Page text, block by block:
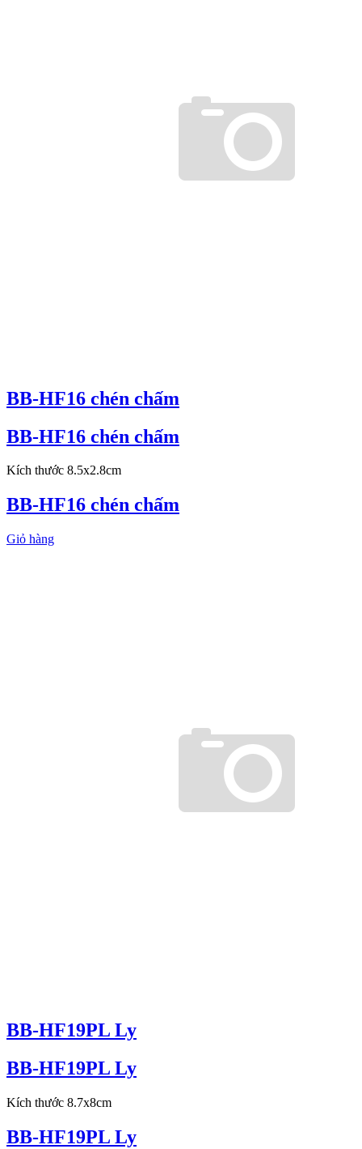
BB-HF16 chén chấm
BB-HF16 chén chấm
Kích thước 8.5x2.8cm
BB-HF16 chén chấm
Giỏ hàng
BB-HF19PL Ly
BB-HF19PL Ly
Kích thước 8.7x8cm
BB-HF19PL Ly